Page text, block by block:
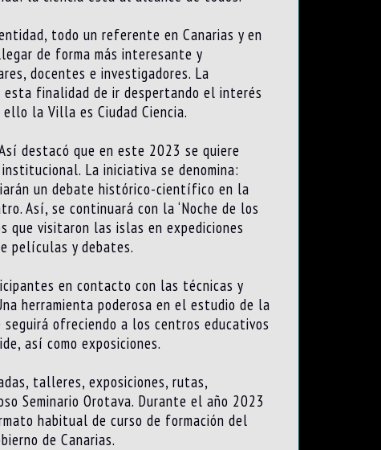
todo un referente en Canarias y en
de forma más interesante y
docentes e investigadores. La
esta finalidad de ir despertando el interés
la Villa es Ciudad Ciencia.
destacó que en este 2023 se quiere
La iniciativa se denomina:
un debate histórico-científico en la
Así, se continuará con la ‘Noche de los
visitaron las islas en expediciones
películas y debates.
en contacto con las técnicas y
herramienta poderosa en el estudio de la
seguirá ofreciendo a los centros educativos
así como exposiciones.
talleres, exposiciones, rutas,
Seminario Orotava. Durante el año 2023
habitual de curso de formación del
de Canarias.